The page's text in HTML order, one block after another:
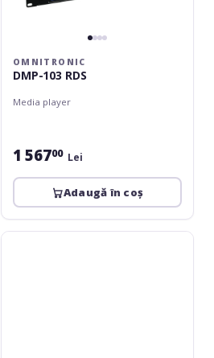
OMNITRONIC
DMP-103 RDS
Media player
1 56700 Lei
Adaugă în coș
Omnitronic